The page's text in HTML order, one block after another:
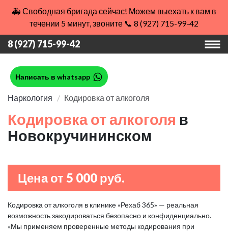
🚑 Свободная бригада сейчас! Можем выехать к вам в
течении 5 минут, звоните 📞 8 (927) 715-99-42
8 (927) 715-99-42
Написать в whatsapp
Наркология Кодировка от алкоголя
Кодировка от алкоголя в
Новокручининском
Цена от 5 000 руб.
Кодировка от алкоголя в клинике «Рехаб 365» — реальная
возможность закодироваться безопасно и конфиденциально.
«Мы применяем проверенные методы кодирования при